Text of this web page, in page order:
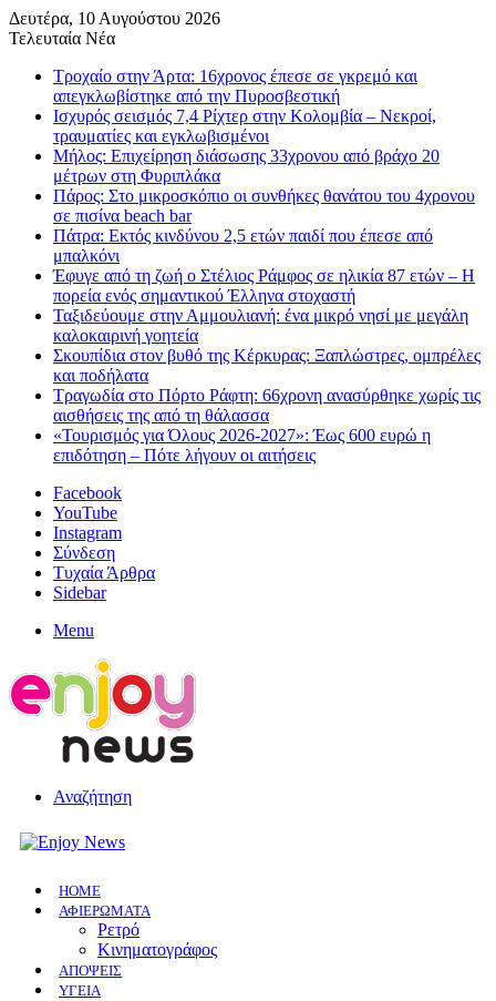
Δευτέρα, 10 Αυγούστου 2026
Τελευταία Νέα
Τροχαίο στην Άρτα: 16χρονος έπεσε σε γκρεμό και
απεγκλωβίστηκε από την Πυροσβεστική
Ισχυρός σεισμός 7,4 Ρίχτερ στην Κολομβία – Νεκροί,
τραυματίες και εγκλωβισμένοι
Μήλος: Επιχείρηση διάσωσης 33χρονου από βράχο 20
μέτρων στη Φυριπλάκα
Πάρος: Στο μικροσκόπιο οι συνθήκες θανάτου του 4χρονου
σε πισίνα beach bar
Πάτρα: Εκτός κινδύνου 2,5 ετών παιδί που έπεσε από
μπαλκόνι
Έφυγε από τη ζωή ο Στέλιος Ράμφος σε ηλικία 87 ετών – Η
πορεία ενός σημαντικού Έλληνα στοχαστή
Ταξιδεύουμε στην Αμμουλιανή: ένα μικρό νησί με μεγάλη
καλοκαιρινή γοητεία
Σκουπίδια στον βυθό της Κέρκυρας: Ξαπλώστρες, ομπρέλες
και ποδήλατα
Τραγωδία στο Πόρτο Ράφτη: 66χρονη ανασύρθηκε χωρίς τις
αισθήσεις της από τη θάλασσα
«Τουρισμός για Όλους 2026-2027»: Έως 600 ευρώ η
επιδότηση – Πότε λήγουν οι αιτήσεις
Facebook
YouTube
Instagram
Σύνδεση
Τυχαία Άρθρα
Sidebar
Menu
Αναζήτηση
HOME
ΑΦΙΕΡΩΜΑΤΑ
Ρετρό
Κινηματογράφος
ΑΠΟΨΕΙΣ
ΥΓΕΙΑ